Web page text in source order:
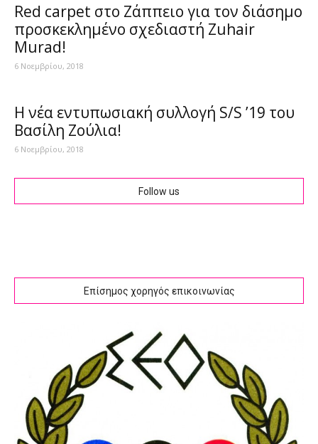
Red carpet στο Ζάππειο για τον διάσημο
προσκεκλημένο σχεδιαστή Zuhair
Murad!
6 Νοεμβρίου, 2018
Η νέα εντυπωσιακή συλλογή S/S ’19 του
Βασίλη Ζούλια!
6 Νοεμβρίου, 2018
Follow us
Επίσημος χορηγός επικοινωνίας